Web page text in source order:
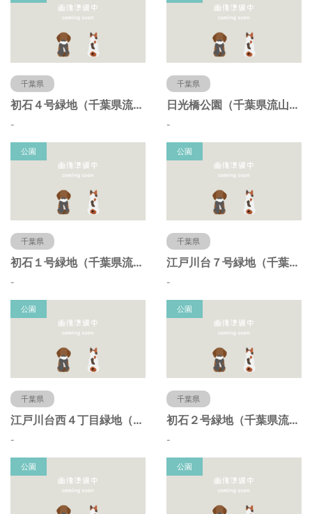
千葉県
初石４号緑地（千葉県流山市）
-
千葉県
日光橋公園（千葉県流山市）
-
公園
千葉県
初石１号緑地（千葉県流山市）
-
公園
千葉県
江戸川台７号緑地（千葉県流山市）
-
公園
千葉県
江戸川台西４丁目緑地（千葉県流山市）
-
公園
千葉県
初石２号緑地（千葉県流山市）
-
公園 公園